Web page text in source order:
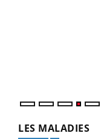
LES MALADIES